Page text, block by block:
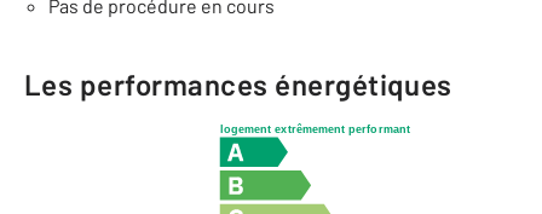
Pas de procédure en cours
Les performances énergétiques
logement extrêmement performant